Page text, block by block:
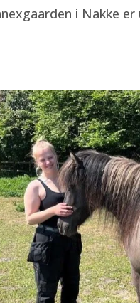
i Nakke